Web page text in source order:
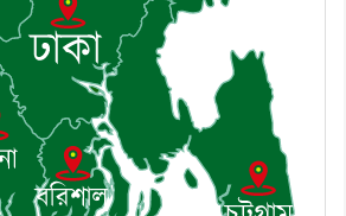
৯। মেঘনায় আইন-শৃঙ্খলা কমিটির
মাসিক সভা অনুষ্ঠিত
১০। জাতীয় নেতা ড. খন্দকার
মোশাররফ হোসেনের মূল্যায়ন কোথায়
এবং একটি বিশ্লেষণ